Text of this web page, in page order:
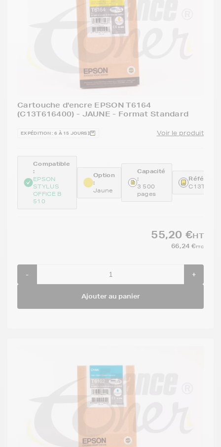
Cartouche d'encre EPSON T6164
(C13T616400) - JAUNE - Format Standard
EXPÉDITION : 6 À 15 JOURS Voir le produit
Compatible
:
EPSON
STYLUS
OFFICE B
510
Option
:
Jaune
Capacité
:
3 500
pages
55,20 €HT
66,24 €TTC
- +
Ajouter au panier